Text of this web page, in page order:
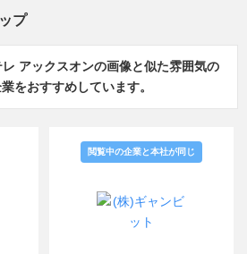
プ
アックスオンの画像と似た雰囲気の
をおすすめしています。
閲覧中の企業と本社が同じ